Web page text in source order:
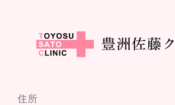
住所